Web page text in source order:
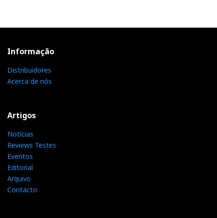
Informação
Distribuidores
Acerca de nós
Artigos
Notícias
Reviews Testes
Eventos
Editorial
Arquivo
Contacto